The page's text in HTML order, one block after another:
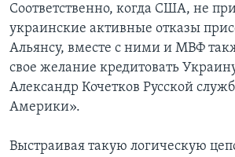
Соответственно, когда США, не
украинские активные отказы
Альянсу, вместе с ними и МВФ
свое желание кредитовать
Александр Кочетков Русской
Америки».
Выстраивая такую логическую